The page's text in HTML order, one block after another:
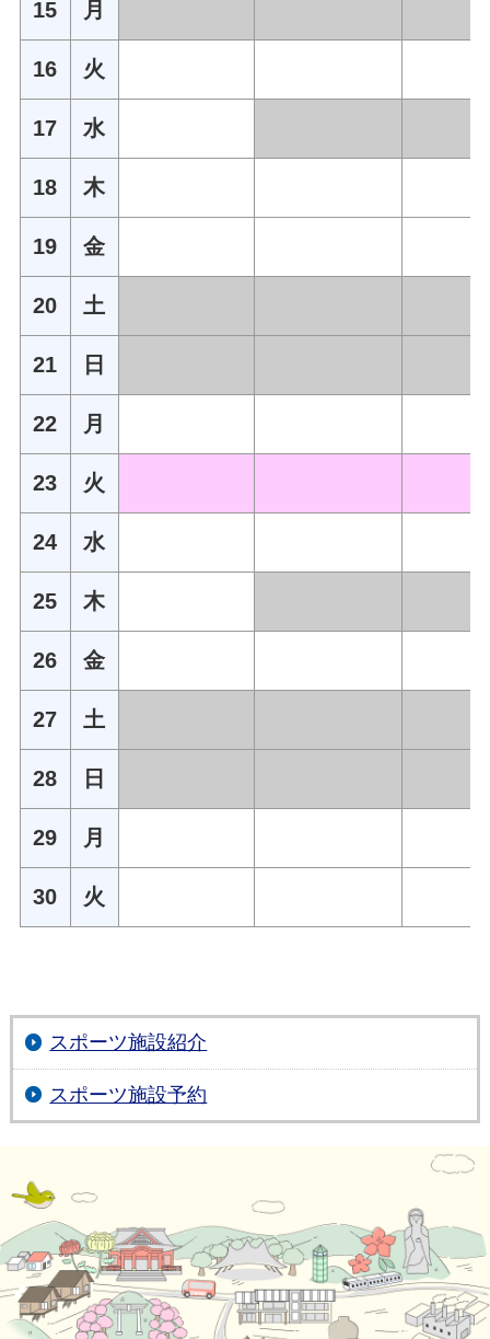
15 月
16 火
17 水
18 木
19 金
20 土
21 日
22 月
23 火
24 水
25 木
26 金
27 土
28 日
29 月
30 火
スポーツ施設紹介
スポーツ施設予約